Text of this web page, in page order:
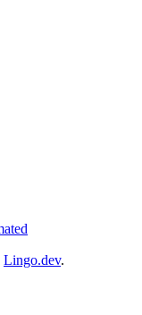
Lingo.dev.